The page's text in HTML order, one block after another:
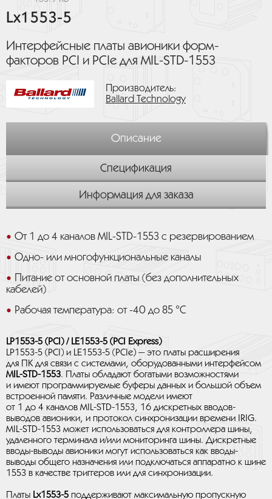
Lx1553-5
Интерфейсные платы авионики форм-
факторов PCI и PCIe для MIL-STD-1553
Производитель:
Ballard Technology
Описание
Спецификация
Информация для заказа
От 1 до 4 каналов MIL-STD-1553 с резервированием
Одно- или многофункциональные каналы
Питание от основной платы (без дополнительных
кабелей)
Рабочая температура: от -40 до 85 °C
LP1553-5 (PCI) / LE1553-5 (PCI Express)
LP1553-5 (PCI) и LE1553-5 (PCIe) — это платы расширения
для ПК для связи с системами, оборудованными интерфейсом
MIL-STD-1553. Платы обладают богатыми возможностями
и имеют программируемые буферы данных и большой объем
встроенной памяти. Различные модели имеют
от 1 до 4 каналов MIL-STD-1553, 16 дискретных вводов-
выводов авионики, и протокол синхронизации времени IRIG.
MIL-STD-1553 может использоваться для контроллера шины,
удаленного терминала и/или мониторинга шины. Дискретные
вводы-выводы авионики могут использоваться как вводы-
выводы общего назначения или подключаться аппаратно к шине
1553 в качестве триггеров или для синхронизации.
Платы Lx1553-5 поддерживают максимальную пропускную